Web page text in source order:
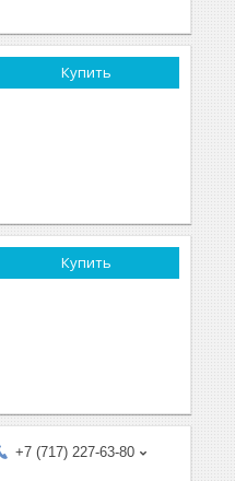
Купить
Купить
+7 (717) 227-63-80